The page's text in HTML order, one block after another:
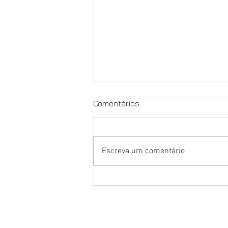
Comentários
Escreva um comentário